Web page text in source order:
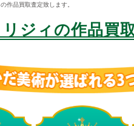
作品買取査定致します。
ジィの作品買